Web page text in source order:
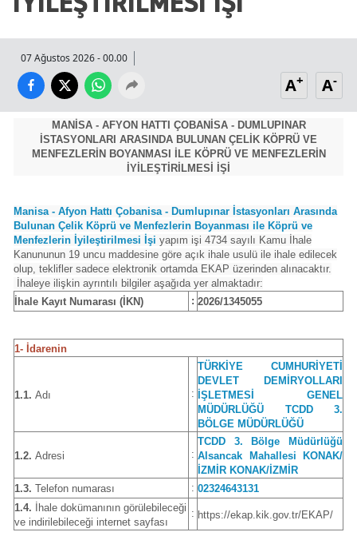
07 Ağustos 2026 - 00.00
A+ A-
MANİSA - AFYON HATTI ÇOBANİSA - DUMLUPINAR
İSTASYONLARI ARASINDA BULUNAN ÇELİK KÖPRÜ VE
MENFEZLERİN BOYANMASI İLE KÖPRÜ VE MENFEZLERİN
İYİLEŞTİRİLMESİ İŞİ
Manisa - Afyon Hattı Çobanisa - Dumlupınar İstasyonları Arasında
Bulunan Çelik Köprü ve Menfezlerin Boyanması ile Köprü ve
Menfezlerin İyileştirilmesi İşi yapım işi 4734 sayılı Kamu İhale
Kanununun 19 uncu maddesine göre açık ihale usulü ile ihale edilecek
olup, teklifler sadece elektronik ortamda EKAP üzerinden alınacaktır.
İhaleye ilişkin ayrıntılı bilgiler aşağıda yer almaktadır:
İhale Kayıt Numarası (İKN)
: 2026/1345055
1- İdarenin
1.1. Adı :
TÜRKİYE CUMHURİYETİ
DEVLET DEMİRYOLLARI
İŞLETMESİ GENEL
MÜDÜRLÜĞÜ TCDD 3.
BÖLGE MÜDÜRLÜĞÜ
1.2. Adresi :
TCDD 3. Bölge Müdürlüğü
Alsancak Mahallesi KONAK/
İZMİR KONAK/İZMİR
1.3. Telefon numarası : 02324643131
1.4. İhale dokümanının görülebileceği
ve indirilebileceği internet sayfası
: https://ekap.kik.gov.tr/EKAP/